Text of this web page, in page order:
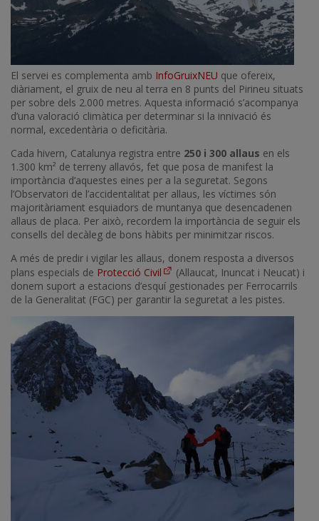
El servei es complementa amb InfoGruixNEU que ofereix,
diàriament, el gruix de neu al terra en 8 punts del Pirineu situats
per sobre dels 2.000 metres. Aquesta informació s’acompanya
d’una valoració climàtica per determinar si la innivació és
normal, excedentària o deficitària.
Cada hivern, Catalunya registra entre 250 i 300 allaus en els
1.300 km² de terreny allavós, fet que posa de manifest la
importància d’aquestes eines per a la seguretat. Segons
l’Observatori de l’accidentalitat per allaus, les víctimes són
majoritàriament esquiadors de muntanya que desencadenen
allaus de placa. Per això, recordem la importància de seguir els
consells del decàleg de bons hàbits per minimitzar riscos.
A més de predir i vigilar les allaus, donem resposta a diversos
plans especials de Protecció Civil
(Allaucat, Inuncat i Neucat) i
donem suport a estacions d’esquí gestionades per Ferrocarrils
de la Generalitat (FGC) per garantir la seguretat a les pistes.
Imatge